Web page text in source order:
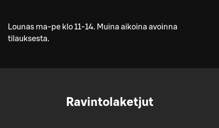
Lounas ma-pe klo 11-14. Muina aikoina avoinna
tilauksesta.
Ravintolaketjut